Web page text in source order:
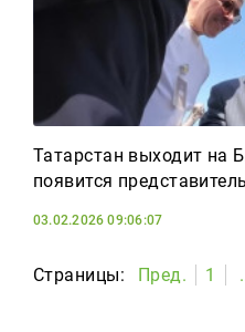
Татарстан выходит на
появится
03.02.2026 09:06:07
Страницы: Пред. 1